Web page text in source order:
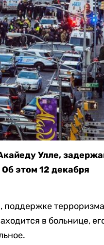
Улле,
этом 12 декабря
поддержке
в больнице,